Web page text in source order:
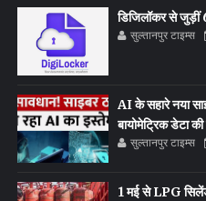
डिजिलॉकर से जुड़ीं
सुल्तानपुर टाइम्स
AI के सहारे नया
बायोमेट्रिक डेटा की
सुल्तानपुर टाइम्स
1 मई से LPG